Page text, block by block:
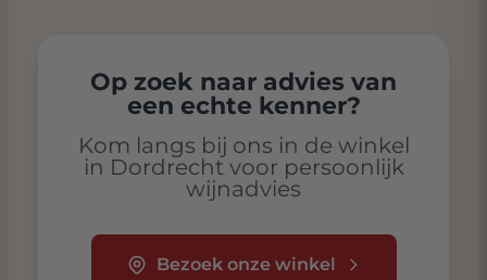
Op zoek naar advies van
een echte kenner?
Kom langs bij ons in de winkel
in Dordrecht voor persoonlijk
wijnadvies
Bezoek onze winkel